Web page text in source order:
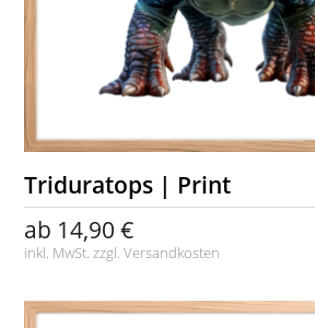
Triduratops | Print
ab 14,90 €
inkl. MwSt. zzgl.Versandkosten